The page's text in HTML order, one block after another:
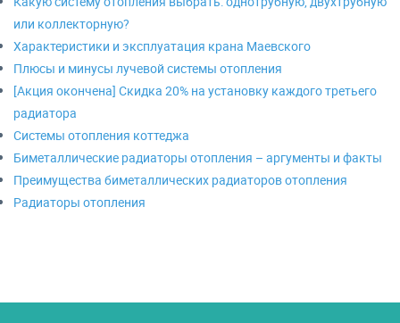
или коллекторную?
Характеристики и эксплуатация крана Маевского
Плюсы и минусы лучевой системы отопления
[Акция окончена] Скидка 20% на установку каждого третьего
радиатора
Системы отопления коттеджа
Биметаллические радиаторы отопления – аргументы и факты
Преимущества биметаллических радиаторов отопления
Радиаторы отопления